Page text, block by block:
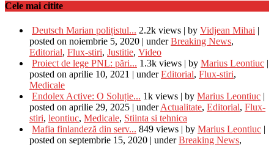
Cele mai citite
Deutsch Marian polițistul... 2.2k views | by Vidjean Mihai |
posted on noiembrie 5, 2020 | underBreaking News,
Editorial, Flux-stiri, Justitie, Video
Proiect de lege PNL: pări... 1.3k views | by Marius Leontiuc |
posted on aprilie 10, 2021 | underEditorial, Flux-stiri,
Medicale
Endolex Active: O Soluție... 1k views | by Marius Leontiuc |
posted on aprilie 29, 2025 | underActualitate, Editorial, Flux-
stiri, leontiuc, Medicale, Stiinta si tehnica
Mafia finlandeză din serv... 849 views | by Marius Leontiuc |
posted on septembrie 15, 2020 | underBreaking News,